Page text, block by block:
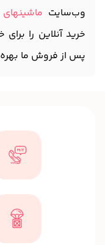
وب‌سایت
خرید آنلاین را
پس از فروش ما